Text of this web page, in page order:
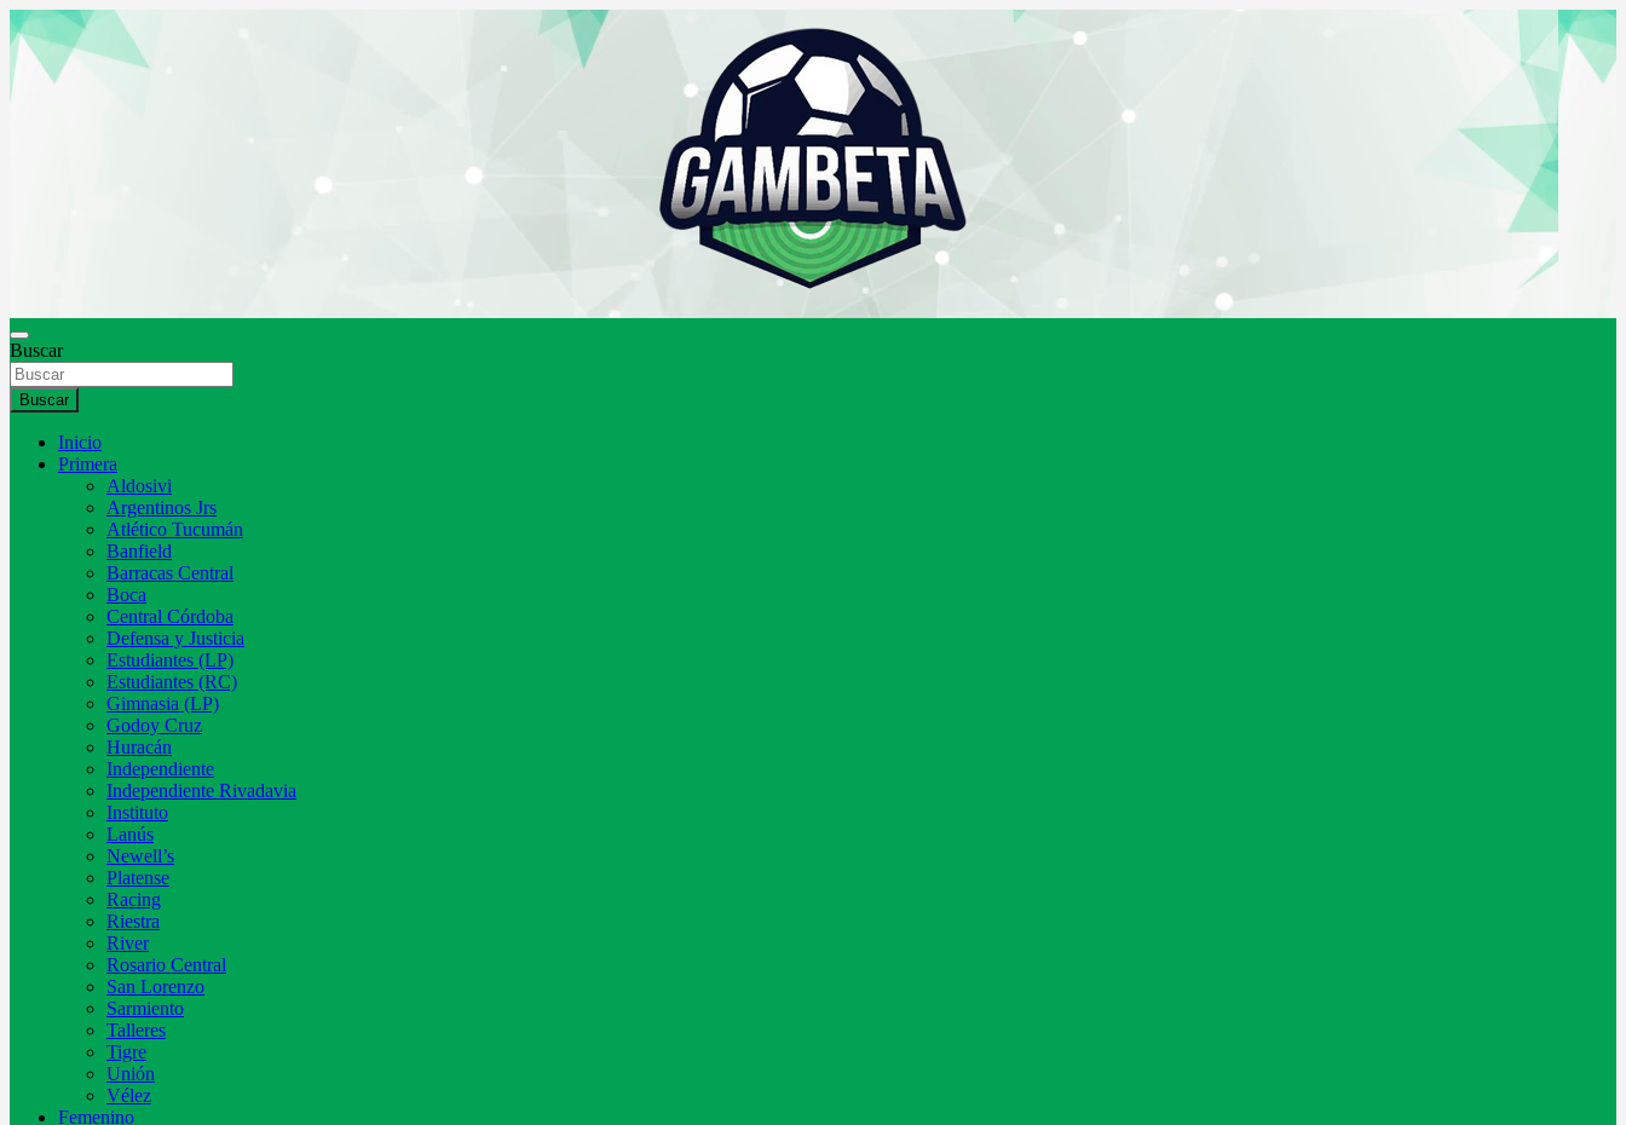
Saltar
al
contenido
Buscar
Buscar
Inicio
Primera
Aldosivi
Argentinos Jrs
Atlético Tucumán
Banfield
Barracas Central
Boca
Central Córdoba
Defensa y Justicia
Estudiantes (LP)
Estudiantes (RC)
Gimnasia (LP)
Godoy Cruz
Huracán
Independiente
Independiente Rivadavia
Instituto
Lanús
Newell’s
Platense
Racing
Riestra
River
Rosario Central
San Lorenzo
Sarmiento
Talleres
Tigre
Unión
Vélez
Femenino